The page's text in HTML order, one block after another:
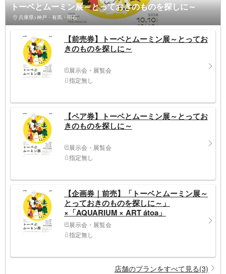
トーベとムーミン展～とっておきのものを探しに～
兵庫県>神戸・有馬・明石
【前売券】トーベとムーミン展～とってお
きのものを探しに～
展示会・展覧会
指定無し
【ペア券】トーベとムーミン展～とってお
きのものを探しに～
展示会・展覧会
指定無し
【企画券｜前売】「トーベとムーミン展～
とっておきのものを探しに～」
×「AQUARIUM × ART átoa」
展示会・展覧会
指定無し
店舗のプランをすべて見る(3)